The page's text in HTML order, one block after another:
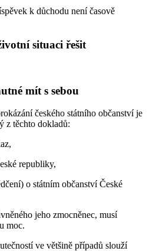
k důchodu není časově
situaci řešit
mít s sebou
českého státního občanství je
z těchto dokladů:
republiky,
o státním občanství České
jeho zmocněnec, musí
moc.
ve většině případů slouží